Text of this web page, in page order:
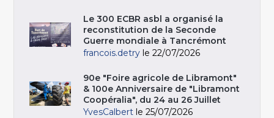
Le 300 ECBR asbl a organisé la
reconstitution de la Seconde
Guerre mondiale à Tancrémont
francois.detry le 22/07/2026
90e "Foire agricole de Libramont"
& 100e Anniversaire de "Libramont
Coopéralia", du 24 au 26 Juillet
YvesCalbert le 25/07/2026